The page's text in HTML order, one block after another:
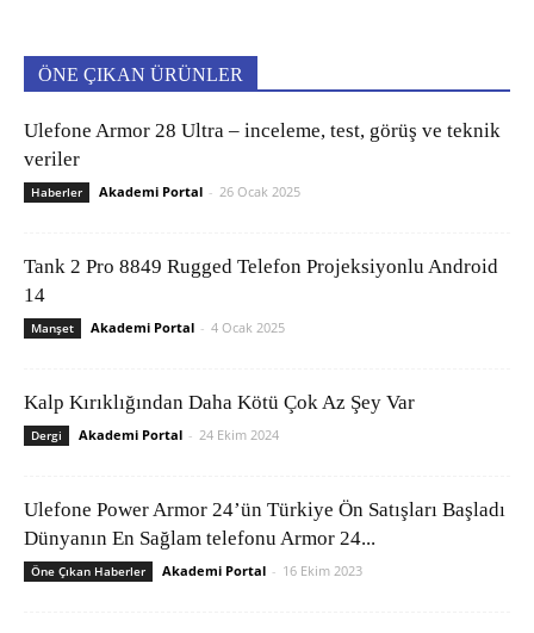
ÖNE ÇIKAN ÜRÜNLER
Ulefone Armor 28 Ultra – inceleme, test, görüş ve teknik
veriler
Haberler Akademi Portal - 26 Ocak 2025
Tank 2 Pro 8849 Rugged Telefon Projeksiyonlu Android
14
Manşet Akademi Portal - 4 Ocak 2025
Kalp Kırıklığından Daha Kötü Çok Az Şey Var
Dergi Akademi Portal - 24 Ekim 2024
Ulefone Power Armor 24’ün Türkiye Ön Satışları Başladı
Dünyanın En Sağlam telefonu Armor 24...
Öne Çıkan Haberler Akademi Portal - 16 Ekim 2023